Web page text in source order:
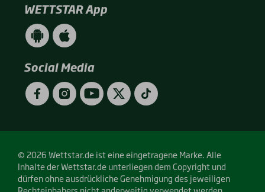
WETTSTAR App
WETTSTAR
App
(Android
/
Google
Play)
WETTSTAR
App
(Apple
/
App
Store)
Social Media
FacebookInstagramYouTubeTwitterTikTok
© 2026 Wettstar.de ist eine eingetragene Marke. Alle
Inhalte der Wettstar.de unterliegen dem Copyright und
dürfen ohne ausdrückliche Genehmigung des jeweiligen